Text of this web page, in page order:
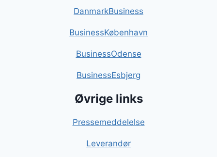
DanmarkBusiness
BusinessKøbenhavn
BusinessOdense
BusinessEsbjerg
Øvrige links
Pressemeddelelse
Leverandør